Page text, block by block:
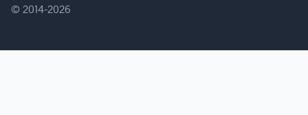
© 2014-2026